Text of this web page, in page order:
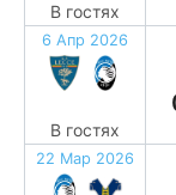
В гостях
6 Апр 2026
В гостях
22 Мар 2026